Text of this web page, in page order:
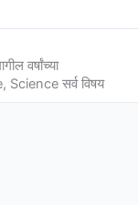
वर्षांच्या
सर्व विषय